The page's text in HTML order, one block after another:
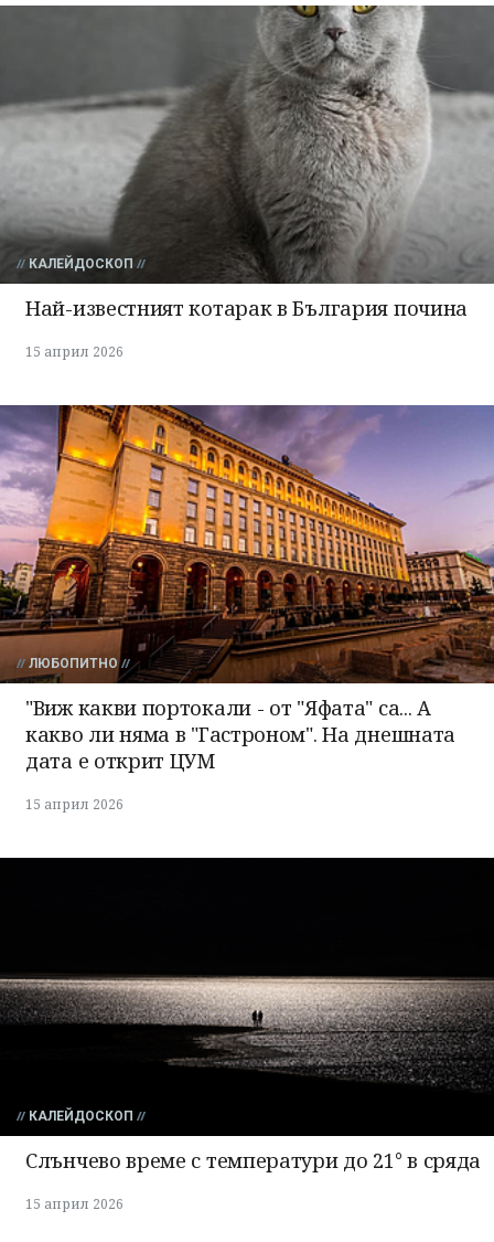
КАЛЕЙДОСКОП
Най-известният котарак в България почина
15 април 2026
ЛЮБОПИТНО
"Виж какви портокали - от "Яфата" са... А
какво ли няма в "Гастроном". На днешната
дата е открит ЦУМ
15 април 2026
КАЛЕЙДОСКОП
Слънчево време с температури до 21° в сряда
15 април 2026